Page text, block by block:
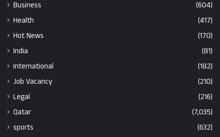
Business
(604)
Health
(417)
Hot News
(170)
India
(81)
International
(182)
Job Vacancy
(210)
Legal
(216)
Qatar
(7,035)
sports
(632)